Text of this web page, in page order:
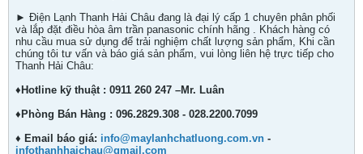
► Điện Lạnh Thanh Hải Châu đang là đại lý cấp 1 chuyên phân phối
và lắp đặt điều hòa âm trần panasonic chính hãng . Khách hàng có
nhu cầu mua sử dụng để trải nghiệm chất lượng sản phẩm, Khi cần
chúng tôi tư vấn và báo giá sản phẩm, vui lòng liên hệ trực tiếp cho
Thanh Hải Châu:
♦Hotline kỹ thuật : 0911 260 247 –Mr. Luân
♦Phòng Bán Hàng : 096.2829.308 - 028.2200.7099
♦ Email báo giá: info@maylanhchatluong.com.vn -
infothanhhaichau@gmail.com